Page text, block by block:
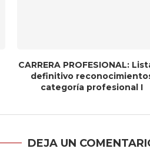
CARRERA PROFESIONAL:
definitivo
categoría profesional I
DEJA UN